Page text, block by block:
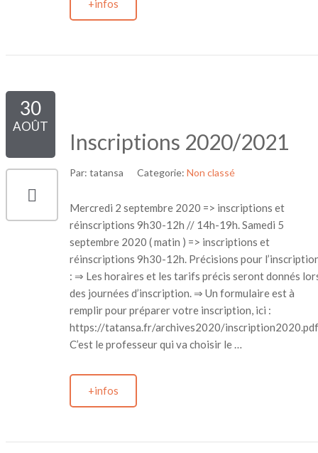
+infos
30
AOÛT
Inscriptions 2020/2021
Par: tatansa Categorie: Non classé
Mercredi 2 septembre 2020 => inscriptions et
réinscriptions 9h30-12h // 14h-19h. Samedi 5
septembre 2020 ( matin ) => inscriptions et
réinscriptions 9h30-12h. Précisions pour
: ⇒ Les horaires et les tarifs précis seront donnés
des journées d’inscription. ⇒ Un formulaire est à
remplir pour préparer votre inscription, ici :
https://tatansa.fr/archives2020/inscription2020.pdf
C’est le professeur qui va choisir le …
+infos